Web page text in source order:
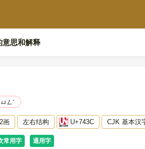
意思和解释
ㄥˊ
画 左右结构 U+743C CJK 基本汉
常用字 通用字